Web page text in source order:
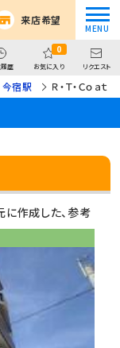
来店希望
歴
0
お気に入り リクエスト
今宿駅 Ｒ・Ｔ・Ｃｏａｔ
作成した、参考